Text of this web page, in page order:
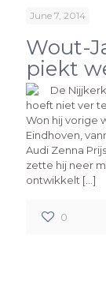
June 7, 2014
Wout-
piekt
De
hoeft niet ver
Won hij vorige
Eindhoven,
Audi Zenna
zette hij neer
ontwikkelt […]
0